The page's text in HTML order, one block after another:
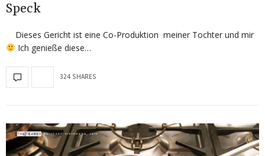
Speck
Dieses Gericht ist eine Co-Produktion meiner Tochter und mir
Ich genieße diese…
324 SHARES